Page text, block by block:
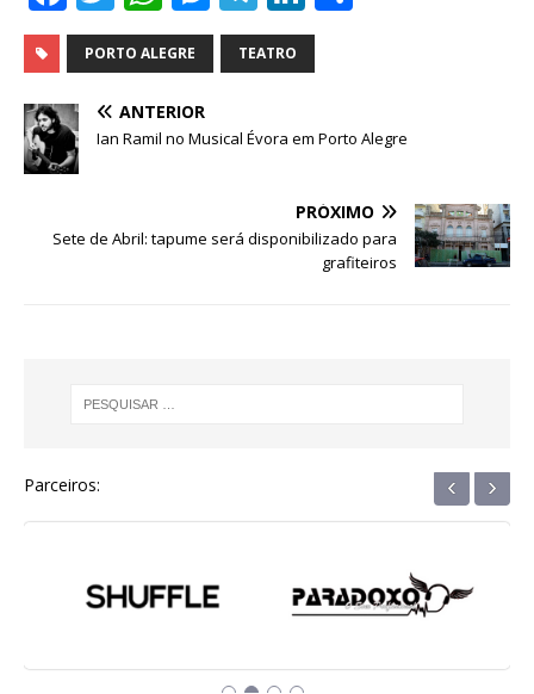
a
c
e
b
o
o
k
w
it
te
r
h
at
s
A
e
ss
n
r
el
e
ra
n
k
dI
PORTO ALEGRE TEATRO
ANTERIOR
Ian Ramil no Musical Évora em Porto Alegre
PRÓXIMO
Sete de Abril: tapume será disponibilizado para
grafiteiros
Parceiros: ‹ ›